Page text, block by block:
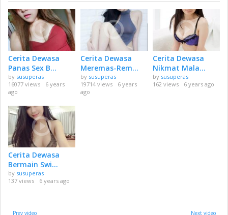
Cerita Dewasa
Panas Sex B...
by susuperas
16077 views
6 years
ago
Cerita Dewasa
Meremas-Rem...
by susuperas
19714 views
6 years
ago
Cerita Dewasa
Nikmat Mala...
by susuperas
162 views
6 years ago
Cerita Dewasa
Bermain Swi...
by susuperas
137 views
6 years ago
Prev video Next video